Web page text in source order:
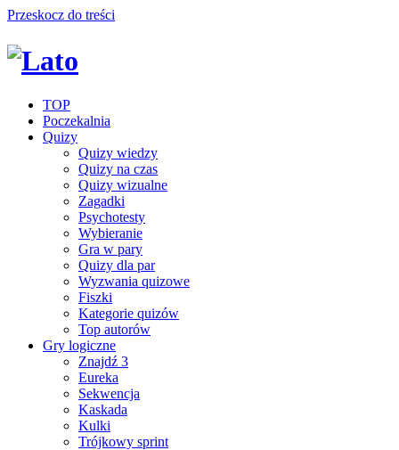
Przeskocz do treści
TOP
Poczekalnia
Quizy
Quizy wiedzy
Quizy na czas
Quizy wizualne
Zagadki
Psychotesty
Wybieranie
Gra w pary
Quizy dla par
Wyzwania quizowe
Fiszki
Kategorie quizów
Top autorów
Gry logiczne
Znajdź 3
Eureka
Sekwencja
Kaskada
Kulki
Trójkowy sprint